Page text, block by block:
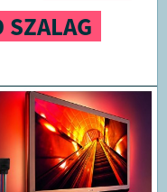
SZALAG